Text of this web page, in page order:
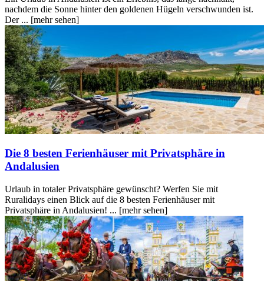
nachdem die Sonne hinter den goldenen Hügeln verschwunden ist.
Der ... [mehr sehen]
Die 8 besten Ferienhäuser mit Privatsphäre in
Andalusien
Urlaub in totaler Privatsphäre gewünscht? Werfen Sie mit
Ruralidays einen Blick auf die 8 besten Ferienhäuser mit
Privatsphäre in Andalusien! ... [mehr sehen]